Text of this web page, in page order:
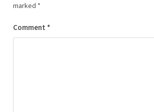
marked *
Comment *